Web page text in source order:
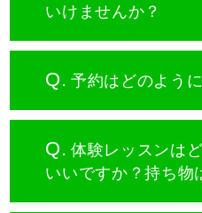
いけませんか？
Q. 予約はどのよう
Q. 体験レッスンは
いいですか？持ち物